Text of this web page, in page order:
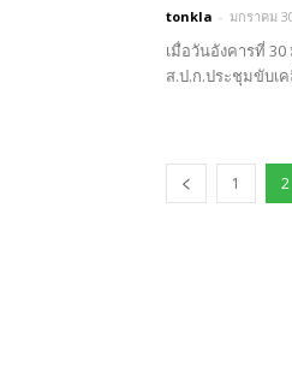
tonkla - มกราคม
เมื่อวันอังคารที่ 30
ส.ป.ก.ประชุมขับเ
1 2